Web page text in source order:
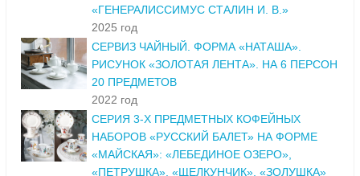
«ГЕНЕРАЛИССИМУС СТАЛИН И. В.»
2025 год
СЕРВИЗ ЧАЙНЫЙ. ФОРМА «НАТАША».
РИСУНОК «ЗОЛОТАЯ ЛЕНТА». НА 6 ПЕРСОН
20 ПРЕДМЕТОВ
2022 год
СЕРИЯ 3-Х ПРЕДМЕТНЫХ КОФЕЙНЫХ
НАБОРОВ «РУССКИЙ БАЛЕТ» НА ФОРМЕ
«МАЙСКАЯ»: «ЛЕБЕДИНОЕ ОЗЕРО»,
«ПЕТРУШКА», «ЩЕЛКУНЧИК», «ЗОЛУШКА»